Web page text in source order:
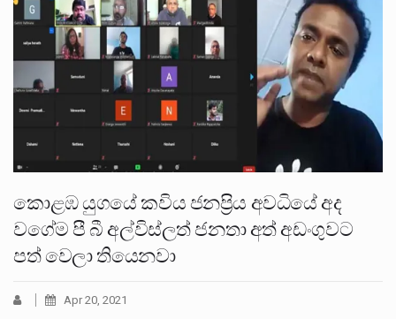
කොළඹ යුගයේ කවිය ජනප්‍රිය අවධියේ අද
වගේම පී බී අල්විස්ලත් ජනතා අත් අඩංගුවට
පත් වෙලා තියෙනවා
Apr 20, 2021